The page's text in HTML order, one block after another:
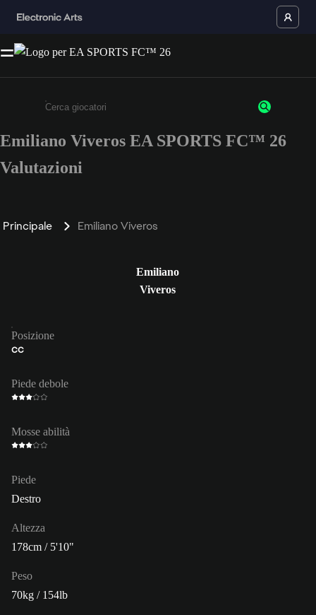
Inserisci un minimo di 3 caratteri o numeri.
Emiliano Viveros EA SPORTS FC™ 26
Valutazioni
Principale Emiliano Viveros
Emiliano
Viveros
Posizione
CC
Piede debole
Mosse abilità
Piede
Destro
Altezza
178cm / 5'10"
Peso
70kg / 154lb